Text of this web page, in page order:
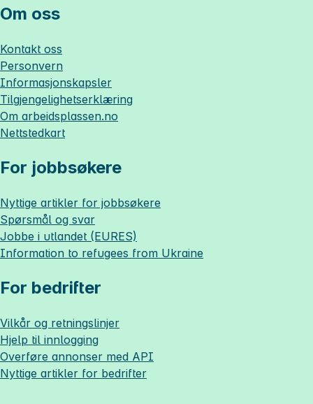
Om oss
Kontakt oss
Personvern
Informasjonskapsler
Tilgjengelighetserklæring
Om arbeidsplassen.no
Nettstedkart
For jobbsøkere
Nyttige artikler for jobbsøkere
Spørsmål og svar
Jobbe i utlandet (EURES)
Information to refugees from Ukraine
For bedrifter
Vilkår og retningslinjer
Hjelp til innlogging
Overføre annonser med API
Nyttige artikler for bedrifter